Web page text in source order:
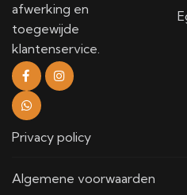
afwerking en
toegewijde
klantenservice.
Privacy policy
Algemene voorwaarden